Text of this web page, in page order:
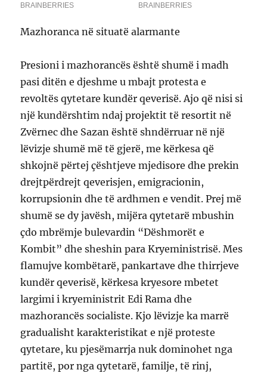
Mazhoranca në situatë alarmante
Presioni i mazhorancës është shumë i madh
pasi ditën e djeshme u mbajt protesta e
revoltës qytetare kundër qeverisë. Ajo që nisi si
një kundërshtim ndaj projektit të resortit në
Zvërnec dhe Sazan është shndërruar në një
lëvizje shumë më të gjerë, me kërkesa që
shkojnë përtej çështjeve mjedisore dhe prekin
drejtpërdrejt qeverisjen, emigracionin,
korrupsionin dhe të ardhmen e vendit. Prej më
shumë se dy javësh, mijëra qytetarë mbushin
çdo mbrëmje bulevardin “Dëshmorët e
Kombit” dhe sheshin para Kryeministrisë. Mes
flamujve kombëtarë, pankartave dhe thirrjeve
kundër qeverisë, kërkesa kryesore mbetet
largimi i kryeministrit Edi Rama dhe
mazhorancës socialiste. Kjo lëvizje ka marrë
gradualisht karakteristikat e një proteste
qytetare, ku pjesëmarrja nuk dominohet nga
partitë, por nga qytetarë, familje, të rinj,